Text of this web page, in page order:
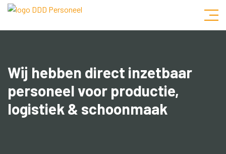
Wij hebben direct inzetbaar
personeel voor productie,
logistiek & schoonmaak